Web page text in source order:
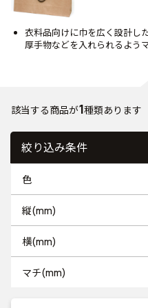
衣料品向けに巾を広く設計し
厚手物などを入れられるよう
該当する商品が1種類あります
絞り込み条件
色
縦(mm)
横(mm)
マチ(mm)